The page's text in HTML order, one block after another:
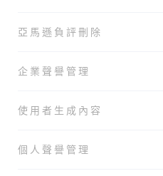
亞馬遜負評刪除
企業聲譽管理
使用者生成內容
個人聲譽管理